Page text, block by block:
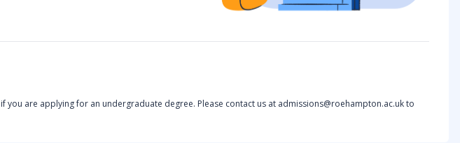
you are applying for an undergraduate degree. Please contact us at admissions@roehampton.ac.uk to